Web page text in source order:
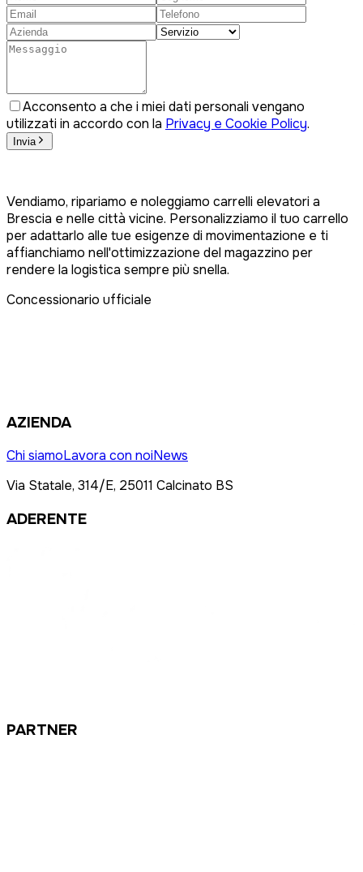
Acconsento a che i miei dati personali vengano
utilizzati in accordo con la Privacy e Cookie Policy.
Invia
Vendiamo, ripariamo e noleggiamo carrelli elevatori a
Brescia e nelle città vicine. Personalizziamo il tuo carrello
per adattarlo alle tue esigenze di movimentazione e ti
affianchiamo nell'ottimizzazione del magazzino per
rendere la logistica sempre più snella.
Concessionario ufficiale
AZIENDA
Chi siamoLavora con noiNews
Via Statale, 314/E, 25011 Calcinato BS
ADERENTE
PARTNER